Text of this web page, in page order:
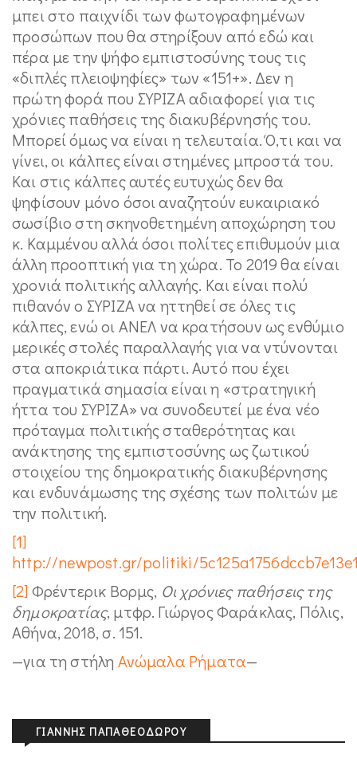
μπει στο παιχνίδι των φωτογραφημένων
προσώπων που θα στηρίξουν από εδώ και
πέρα με την ψήφο εμπιστοσύνης τους τις
«διπλές πλειοψηφίες» των «151+». Δεν η
πρώτη φορά που ΣΥΡΙΖΑ αδιαφορεί για τις
χρόνιες παθήσεις της διακυβέρνησής του.
Μπορεί όμως να είναι η τελευταία. Ό,τι και να
γίνει, οι κάλπες είναι στημένες μπροστά του.
Και στις κάλπες αυτές ευτυχώς δεν θα
ψηφίσουν μόνο όσοι αναζητούν ευκαιριακό
σωσίβιο στη σκηνοθετημένη αποχώρηση του
κ. Καμμένου αλλά όσοι πολίτες επιθυμούν μια
άλλη προοπτική για τη χώρα. Το 2019 θα είναι
χρονιά πολιτικής αλλαγής. Και είναι πολύ
πιθανόν ο ΣΥΡΙΖΑ να ηττηθεί σε όλες τις
κάλπες, ενώ οι ΑΝΕΛ να κρατήσουν ως ενθύμιο
μερικές στολές παραλλαγής για να ντύνονται
στα αποκριάτικα πάρτι. Αυτό που έχει
πραγματικά σημασία είναι η «στρατηγική
ήττα του ΣΥΡΙΖΑ» να συνοδευτεί με ένα νέο
πρόταγμα πολιτικής σταθερότητας και
ανάκτησης της εμπιστοσύνης ως ζωτικού
στοιχείου της δημοκρατικής διακυβέρνησης
και ενδυνάμωσης της σχέσης των πολιτών με
την πολιτική.
[1]
http://newpost.gr/politiki/
[2] Φρέντερικ Βορμς, Οι χρόνιες παθήσεις της
δημοκρατίας, μτφρ. Γιώργος Φαράκλας, Πόλις,
Αθήνα, 2018, σ. 151.
—για τη στήλη Ανώμαλα Ρήματα—
ΓΙΆΝΝΗΣ ΠΑΠΑΘΕΟΔΏΡΟΥ